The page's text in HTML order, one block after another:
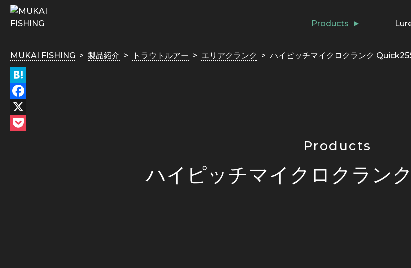
Products
MUKAI FISHING 製品紹介 トラウトルアー エリアクランク ハイピッチマイクロクランク
Hatena
Facebook
X
Products
ハイピッチマイクロクラン